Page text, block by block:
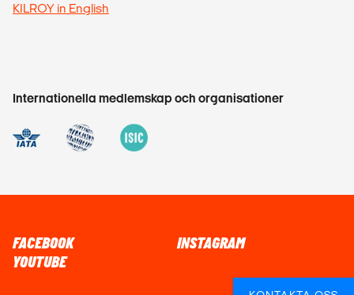
KILROY in English
Internationella medlemskap och organisationer
FACEBOOK
INSTAGRAM
YOUTUBE